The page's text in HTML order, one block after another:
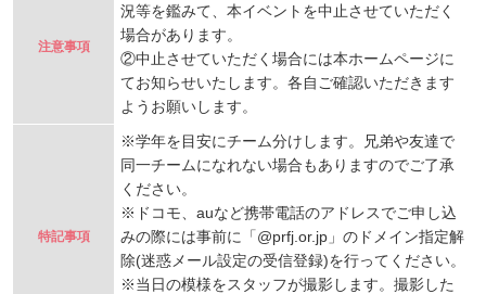
注意事項
況等を鑑みて、本イベントを中止させていただく
場合があります。
②中止させていただく場合には本ホームページに
てお知らせいたします。各自ご確認いただきます
ようお願いします。
特記事項
※学年を目安にチーム分けします。兄弟や友達で
同一チームになれない場合もありますのでご了承
ください。
※ドコモ、auなど携帯電話のアドレスでご申し込
みの際には事前に「@prfj.or.jp」のドメイン指定解
除(迷惑メール設定の受信登録)を行ってください。
※当日の模様をスタッフが撮影します。撮影した